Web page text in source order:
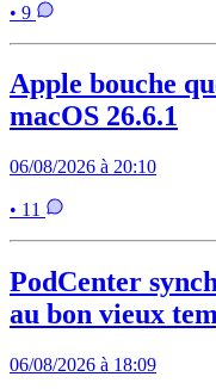
• 9
Apple bouche
macOS 26.6.1
06/08/2026 à 20:10
• 11
PodCenter
au bon vieux
06/08/2026 à 18:09